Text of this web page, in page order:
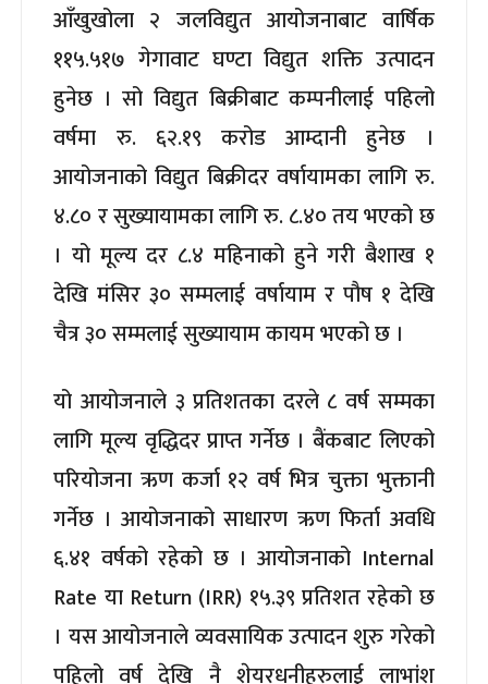
आँखुखोला २ जलविद्युत आयोजनाबाट वार्षिक
११५.५१७ गेगावाट घण्टा विद्युत शक्ति उत्पादन
हुनेछ । सो विद्युत बिक्रीबाट कम्पनीलाई पहिलो
वर्षमा रु. ६२.१९ करोड आम्दानी हुनेछ ।
आयोजनाको विद्युत बिक्रीदर वर्षायामका लागि रु.
४.८० र सुख्यायामका लागि रु. ८.४० तय भएको छ
। यो मूल्य दर ८.४ महिनाको हुने गरी बैशाख १
देखि मंसिर ३० सम्मलाई वर्षायाम र पौष १ देखि
चैत्र ३० सम्मलाई सुख्यायाम कायम भएको छ ।
यो आयोजनाले ३ प्रतिशतका दरले ८ वर्ष सम्मका
लागि मूल्य वृद्धिदर प्राप्त गर्नेछ । बैंकबाट लिएको
परियोजना ऋण कर्जा १२ वर्ष भित्र चुक्ता भुक्तानी
गर्नेछ । आयोजनाको साधारण ऋण फिर्ता अवधि
६.४१ वर्षको रहेको छ । आयोजनाको Internal
Rate या Return (IRR) १५.३९ प्रतिशत रहेको छ
। यस आयोजनाले व्यवसायिक उत्पादन शुरु गरेको
पहिलो वर्ष देखि नै शेयरधनीहरुलाई लाभांश